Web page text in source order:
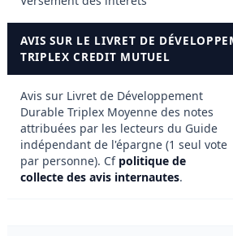
AVIS SUR LE LIVRET DE
TRIPLEX CREDIT MUTUEL
Avis sur Livret de Développement
Durable Triplex Moyenne des notes
attribuées par les lecteurs du Guide
indépendant de l'épargne (1 seul vote
par personne). Cf politique de
collecte des avis internautes.